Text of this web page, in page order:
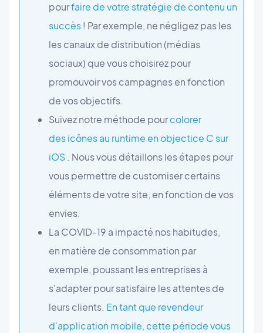
pourfaire de votre stratégie de contenu un
succès! Par exemple, ne négligez pas les
les canaux de distribution (médias
sociaux) que vous choisirez pour
promouvoir vos campagnes en fonction
de vos objectifs.
Suivez notre méthode pourcolorer
des icônes au runtime en objectice C sur
iOS. Nous vous détaillons les étapes pour
vous permettre de customiser certains
éléments de votre site, en fonction de vos
envies.
La COVID-19 a impacté nos habitudes,
en matière de consommation par
exemple, poussant les entreprises à
s'adapter pour satisfaire les attentes de
leurs clients. En tant que revendeur
d'application mobile, cette période vous